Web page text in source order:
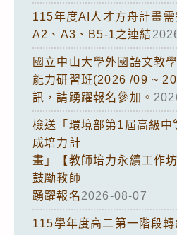
115年度AI人才方舟計畫需
A2、A3、B5-1之連結
國立中山大學外國語文教
能力研習班(2026 /09 ~
訊，請踴躍報名參加。
檢送「環境部第1屆高級中
成培力計
畫」【教師培力永續工作
鼓勵教師
踴躍報名2026-08-07
115學年度高二第一階段